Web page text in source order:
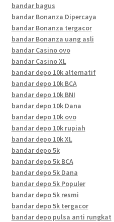
bandar bagus
bandar Bonanza Dipercaya
bandar Bonanza tergacor
bandar Bonanza uang asli
bandar Casino ovo
bandar Casino XL
bandar depo 10k alternatif
bandar depo 10k BCA
bandar depo 10k BNI
bandar depo 10k Dana
bandar depo 10k ovo
bandar depo 10k rupiah
bandar depo 10k XL
bandar depo 5k
bandar depo 5k BCA
bandar depo 5k Dana
bandar depo 5k Populer
bandar depo 5k resmi
bandar depo 5k tergacor
bandar depo pulsa anti rungkat